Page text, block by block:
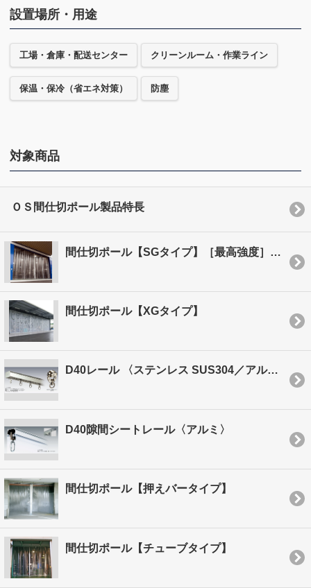
設置場所・用途
工場・倉庫・配送センター クリーンルーム・作業ライン
保温・保冷（省エネ対策） 防塵
対象商品
ＯＳ間仕切ポール製品特長
間仕切ポール【SGタイプ】［最高強度］弾性限界荷重（3m）220…
間仕切ポール【XGタイプ】
D40レール 〈ステンレス SUS304／アルミ・スチール〉
D40隙間シートレール〈アルミ〉
間仕切ポール【押えバータイプ】
間仕切ポール【チューブタイプ】